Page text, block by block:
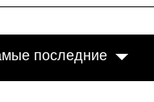
последние